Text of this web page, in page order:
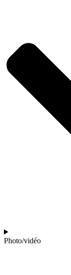
Photo/vidéo